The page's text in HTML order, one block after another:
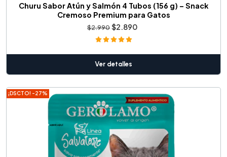
Churu Sabor Atún y Salmón 4 Tubos (156 g) – Snack
Cremoso Premium para Gatos
$2.990$2.890
Ver detalles
¡DSCTO! -27%